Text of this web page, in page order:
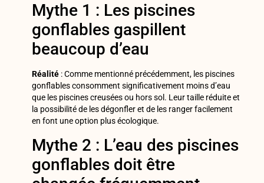
Mythe 1 : Les piscines
gonflables gaspillent
beaucoup d’eau
Réalité: Comme mentionné précédemment, les piscines
gonflables consomment significativement moins d’eau
que les piscines creusées ou hors sol. Leur taille réduite et
la possibilité de les dégonfler et de les ranger facilement
en font une option plus écologique.
Mythe 2 : L’eau des piscines
gonflables doit être